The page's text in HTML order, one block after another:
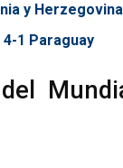
y Herzegovina
1 Paraguay